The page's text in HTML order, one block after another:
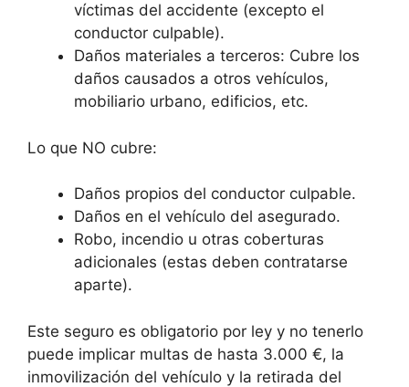
víctimas del accidente (excepto el
conductor culpable).
Daños materiales a terceros: Cubre los
daños causados a otros vehículos,
mobiliario urbano, edificios, etc.
Lo que NO cubre:
Daños propios del conductor culpable.
Daños en el vehículo del asegurado.
Robo, incendio u otras coberturas
adicionales (estas deben contratarse
aparte).
Este seguro es obligatorio por ley y no tenerlo
puede implicar multas de hasta 3.000 €, la
inmovilización del vehículo y la retirada del